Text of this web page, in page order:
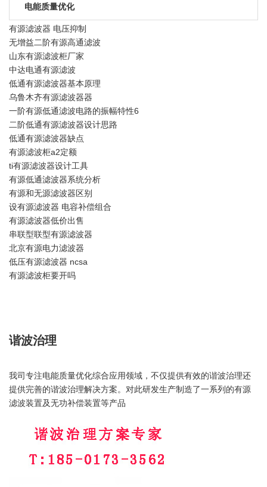
电能质量优化
有源滤波器 电压抑制
无增益二阶有源高通滤波
山东有源滤波柜厂家
中达电通有源滤波
低通有源滤波器基本原理
乌鲁木齐有源滤波器器
一阶有源低通滤波电路的振幅特性6
二阶低通有源滤波器设计思路
低通有源滤波器缺点
有源滤波柜a2定额
ti有源滤波器设计工具
有源低通滤波器系统分析
有源和无源滤波器区别
设有源滤波器 电容补偿组合
有源滤波器低价出售
串联型联型有源滤波器
北京有源电力滤波器
低压有源滤波器 ncsa
有源滤波柜要开吗
谐波治理
我司专注电能质量优化综合应用领域，不仅提供有效的谐波治理还
提供完善的谐波治理解决方案。对此研发生产制造了一系列的有源
滤波装置及无功补偿装置等产品